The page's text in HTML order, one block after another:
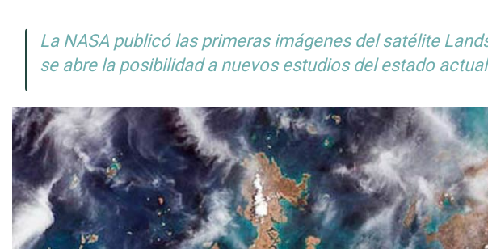
La NASA publicó las primeras imágenes del satélite
se abre la posibilidad a nuevos estudios del estado